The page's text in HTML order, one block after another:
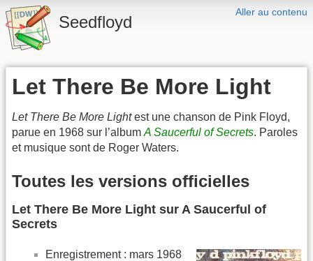
Aller au contenu
Seedfloyd
Let There Be More Light
Let There Be More Lightest une chanson de Pink Floyd,
parue en 1968 sur l’album A Saucerful of Secrets. Paroles
et musique sont de Roger Waters.
Toutes les versions officielles
Let There Be More Light sur A Saucerful of
Secrets
Enregistrement : mars 1968